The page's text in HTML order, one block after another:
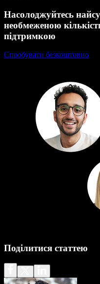
Насолоджуйтесь
необмеженою
підтримкою
Спробувати безкоштовно
Поділитися статтею